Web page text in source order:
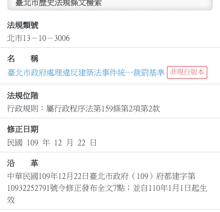
臺北市歷史法規條文檢索
法規類號
北市13－10－3006
名 稱
臺北市政府處理違反建築法事件統一裁罰基準
非現行版本
法規位階
行政規則：屬行政程序法第159條第2項第2款
修正日期
民國 109 年 12 月 22 日
沿 革
中華民國109年12月22日臺北市政府（109）府都建字第
10932252791號令修正發布全文7點；並自110年1月1日起生
效